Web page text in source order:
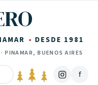
DESDE 1981
· PINAMAR, BUENOS AIRES
f